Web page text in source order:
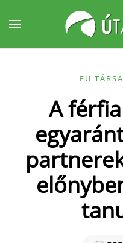
Fő tartalom átugrása
EU
A